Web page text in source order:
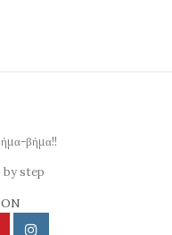
βήμα!!
by step